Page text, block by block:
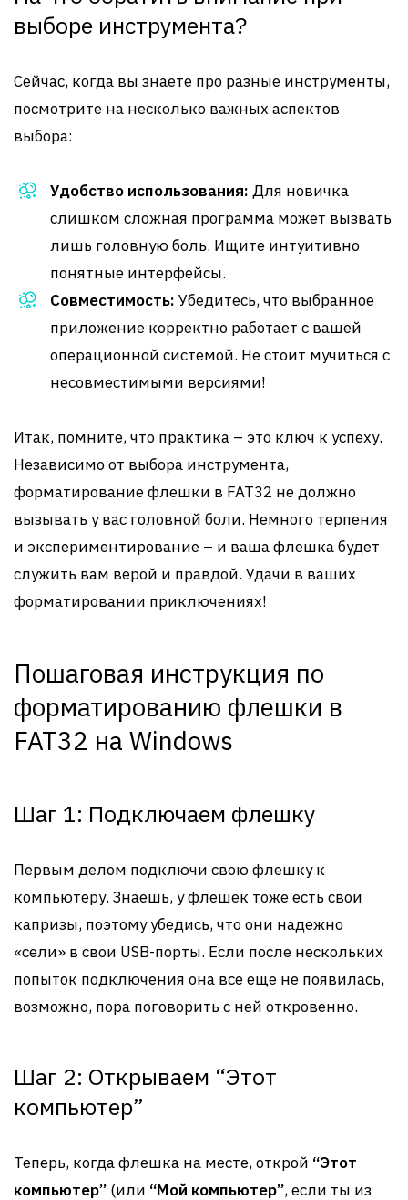
выборе инструмента?
Сейчас, когда вы знаете про разные инструменты,
посмотрите на несколько важных аспектов
выбора:
Удобство использования: Для новичка
слишком сложная программа может вызвать
лишь головную боль. Ищите интуитивно
понятные интерфейсы.
Совместимость: Убедитесь, что выбранное
приложение корректно работает с вашей
операционной системой. Не стоит мучиться с
несовместимыми версиями!
Итак, помните, что практика – это ключ к успеху.
Независимо от выбора инструмента,
форматирование флешки в FAT32 не должно
вызывать у вас головной боли. Немного терпения
и экспериментирование – и ваша флешка будет
служить вам верой и правдой. Удачи в ваших
форматировании приключениях!
Пошаговая инструкция по
форматированию флешки в
FAT32 на Windows
Шаг 1: Подключаем флешку
Первым делом подключи свою флешку к
компьютеру. Знаешь, у флешек тоже есть свои
капризы, поэтому убедись, что они надежно
«сели» в свои USB-порты. Если после нескольких
попыток подключения она все еще не появилась,
возможно, пора поговорить с ней откровенно.
Шаг 2: Открываем “Этот
компьютер”
Теперь, когда флешка на месте, открой “Этот
компьютер” (или “Мой компьютер”, если ты из